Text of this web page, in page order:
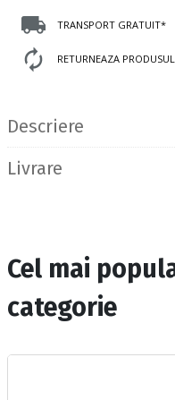
TRANSPORT GRATUIT*
RETURNEAZA PRODUSUL
Descriere
Livrare
Cel mai
categorie